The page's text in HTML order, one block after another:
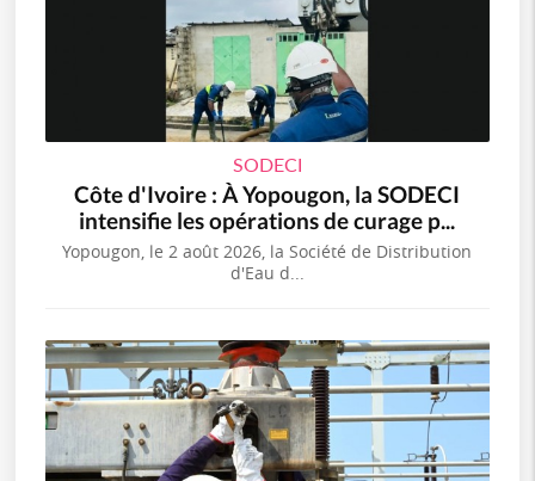
SODECI
Côte d'Ivoire : À Yopougon, la SODECI
intensifie les opérations de curage p...
Yopougon, le 2 août 2026, la Société de Distribution
d'Eau d...